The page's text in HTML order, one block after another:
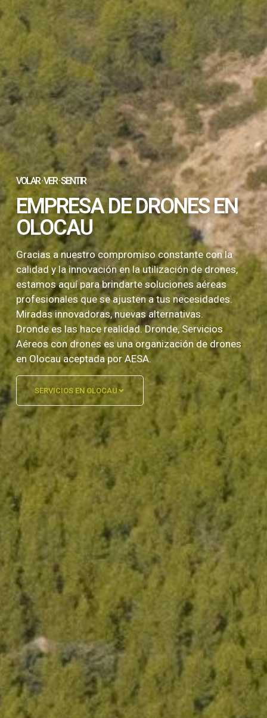
VOLAR · VER · SENTIR
EMPRESA DE DRONES EN
OLOCAU
Gracias a nuestro compromiso constante con la
calidad y la innovación en la utilización de drones,
estamos aquí para brindarte soluciones aéreas
profesionales que se ajusten a tus necesidades.
Miradas innovadoras, nuevas alternativas.
Dronde.es las hace realidad. Dronde, Servicios
Aéreos con drones es una organización de drones
en Olocau aceptada por AESA.
SERVICIOS EN OLOCAU